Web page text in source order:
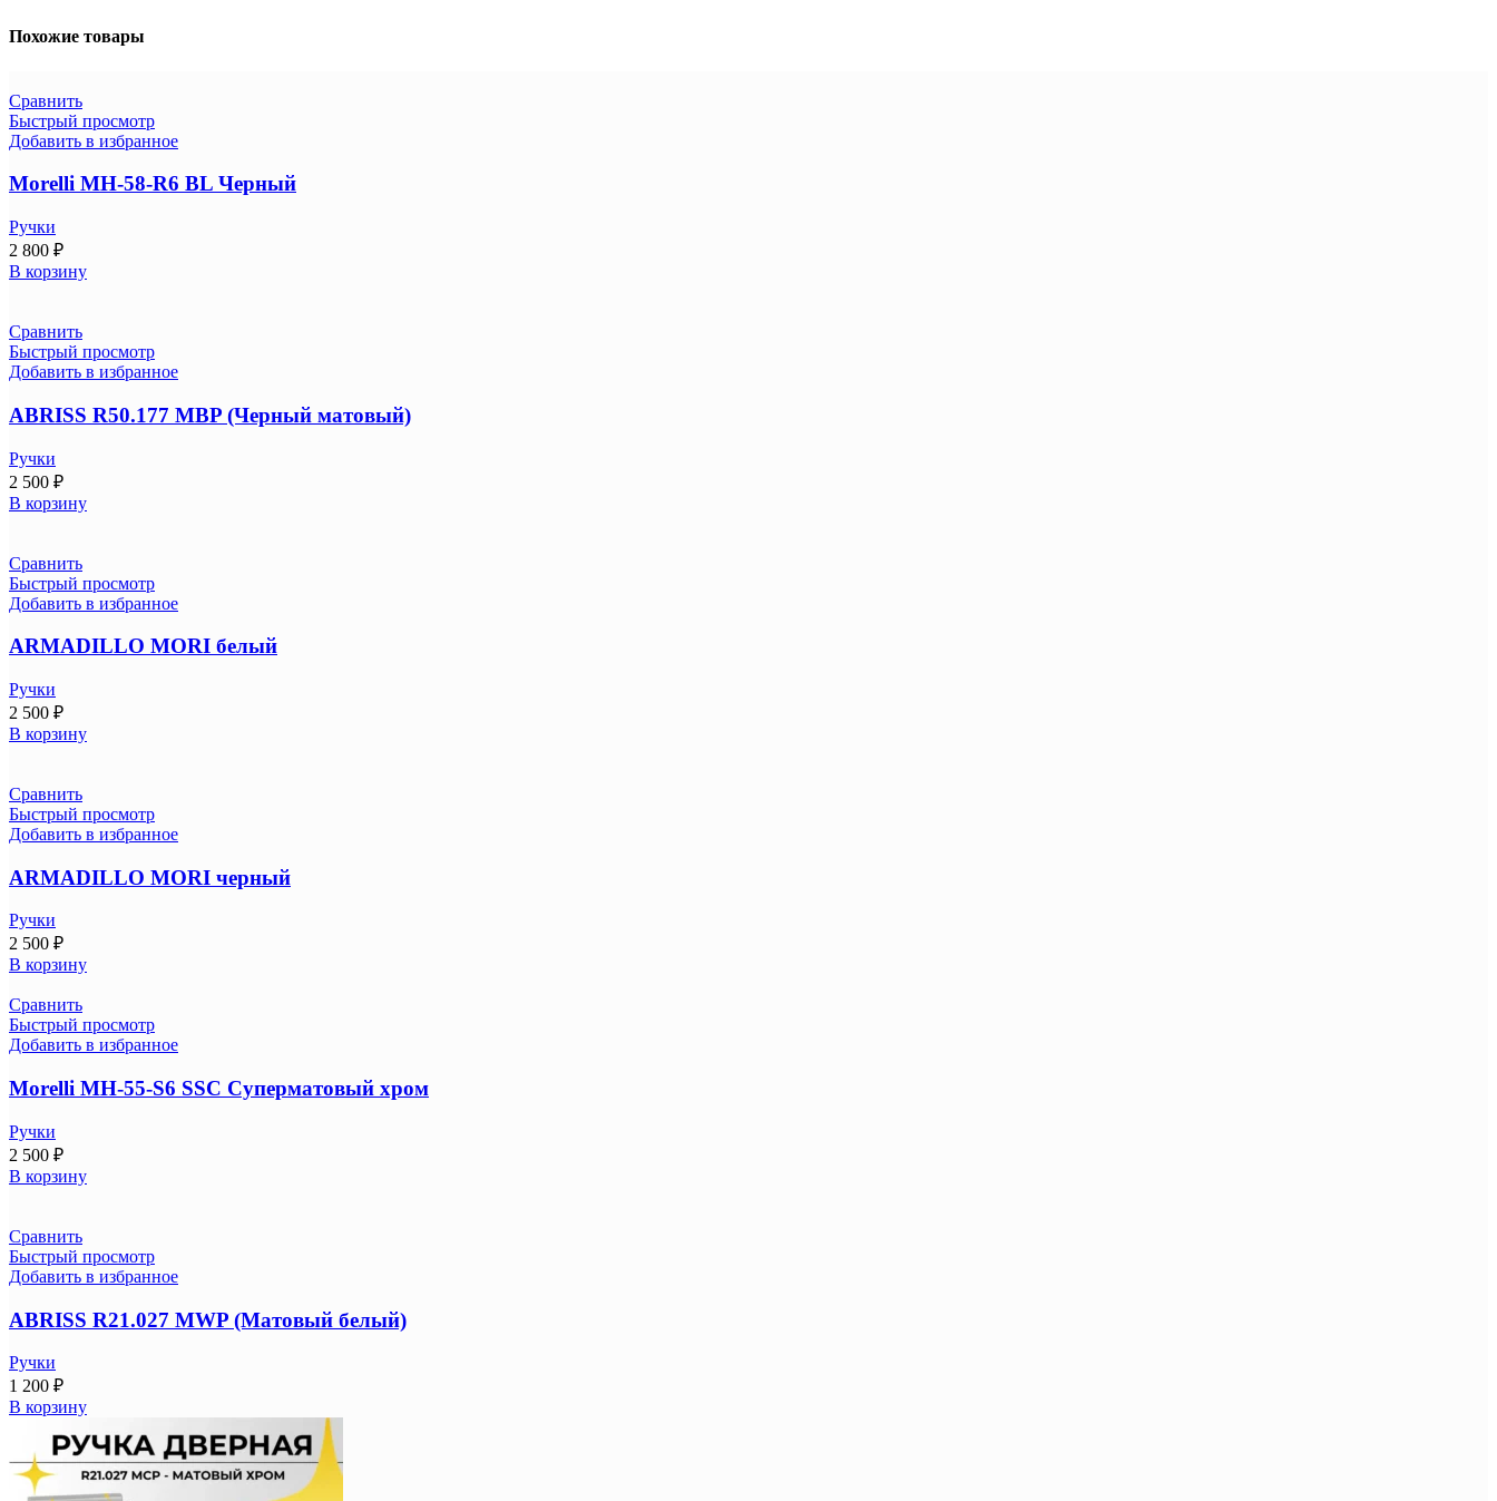
Похожие товары
Сравнить
Быстрый просмотр
Добавить в избранное
Morelli MH-58-R6 BL Черный
Ручки
2 800 ₽
В корзину
Сравнить
Быстрый просмотр
Добавить в избранное
ABRISS R50.177 MBP (Черный матовый)
Ручки
2 500 ₽
В корзину
Сравнить
Быстрый просмотр
Добавить в избранное
ARMADILLO MORI белый
Ручки
2 500 ₽
В корзину
Сравнить
Быстрый просмотр
Добавить в избранное
ARMADILLO MORI черный
Ручки
2 500 ₽
В корзину
Сравнить
Быстрый просмотр
Добавить в избранное
Morelli MH-55-S6 SSC Суперматовый хром
Ручки
2 500 ₽
В корзину
Сравнить
Быстрый просмотр
Добавить в избранное
ABRISS R21.027 MWP (Матовый белый)
Ручки
1 200 ₽
В корзину